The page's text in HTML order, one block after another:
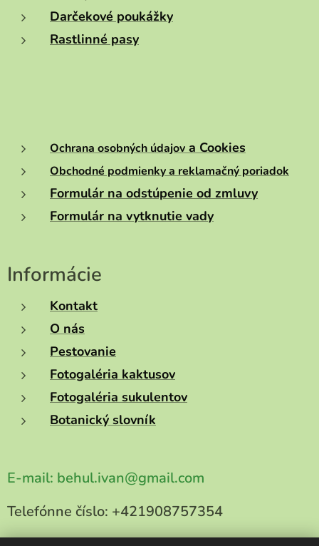
Darčekové poukážky
Rastlinné pasy
Ochrana osobných údajov a Cookies
Obchodné podmienky a reklamačný poriadok
Formulár na odstúpenie od zmluvy
Formulár na vytknutie vady
Informácie
Kontakt
O nás
Pestovanie
Fotogaléria kaktusov
Fotogaléria sukulentov
Botanický slovník
E-mail: behul.ivan@gmail.com
Telefónne číslo: +421908757354